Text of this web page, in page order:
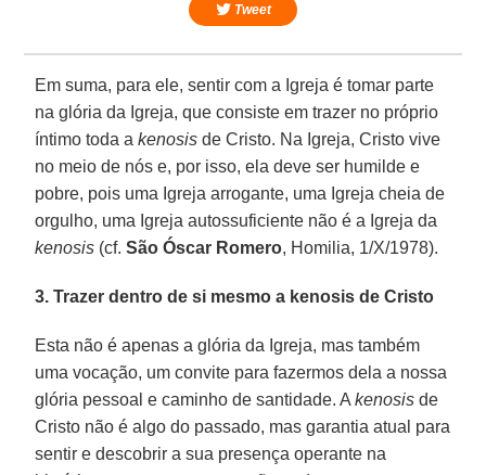
Tweet
Em suma, para ele, sentir com a Igreja é tomar parte
na glória da Igreja, que consiste em trazer no próprio
íntimo toda akenosis de Cristo. Na Igreja, Cristo vive
no meio de nós e, por isso, ela deve ser humilde e
pobre, pois uma Igreja arrogante, uma Igreja cheia de
orgulho, uma Igreja autossuficiente não é a Igreja da
kenosis (cf.São Óscar Romero, Homilia, 1/X/1978).
3. Trazer dentro de si mesmo a kenosis de Cristo
Esta não é apenas a glória da Igreja, mas também
uma vocação, um convite para fazermos dela a nossa
glória pessoal e caminho de santidade. Akenosis de
Cristo não é algo do passado, mas garantia atual para
sentir e descobrir a sua presença operante na